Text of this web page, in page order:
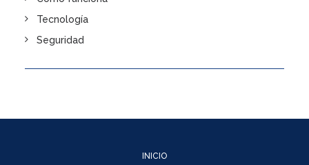
Tecnología
Seguridad
INICIO